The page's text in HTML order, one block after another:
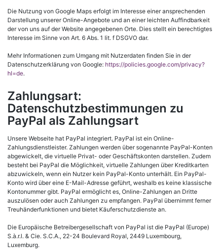
Die Nutzung von Google Maps erfolgt im Interesse einer ansprechenden
Darstellung unserer Online-Angebote und an einer leichten Auffindbarkeit
der von uns auf der Website angegebenen Orte. Dies stellt ein berechtigtes
Interesse im Sinne von Art. 6 Abs. 1 lit. f DSGVO dar.
Mehr Informationen zum Umgang mit Nutzerdaten finden Sie in der
Datenschutzerklärung von Google: https://policies.google.com/privacy?
hl=de.
Zahlungsart:
Datenschutzbestimmungen zu
PayPal als Zahlungsart
Unsere Webseite hat PayPal integriert. PayPal ist ein Online-
Zahlungsdienstleister. Zahlungen werden über sogenannte PayPal-Konten
abgewickelt, die virtuelle Privat- oder Geschäftskonten darstellen. Zudem
besteht bei PayPal die Möglichkeit, virtuelle Zahlungen über Kreditkarten
abzuwickeln, wenn ein Nutzer kein PayPal-Konto unterhält. Ein PayPal-
Konto wird über eine E-Mail-Adresse geführt, weshalb es keine klassische
Kontonummer gibt. PayPal ermöglicht es, Online-Zahlungen an Dritte
auszulösen oder auch Zahlungen zu empfangen. PayPal übernimmt ferner
Treuhänderfunktionen und bietet Käuferschutzdienste an.
Die Europäische Betreibergesellschaft von PayPal ist die PayPal (Europe)
S.à.r.l. & Cie. S.C.A., 22-24 Boulevard Royal, 2449 Luxembourg,
Luxemburg.